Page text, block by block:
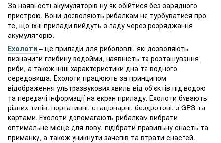
За наявності акумуляторів ну як обійтися без зарядного
пристрою. Вони дозволяють рибалкам не турбуватися про
те, що їхні прилади вийдуть з ладу через розряджання
акумуляторів.
Ехолоти – це прилади для риболовлі, які дозволяють
визначити глибину водойми, наявність та розташування
риби, а також інші характеристики дна та водного
середовища. Ехолоти працюють за принципом
відображення ультразвукових хвиль від об'єктів під водою
та передачі інформації на екран приладу. Ехолоти бувають
різних типів: портативні, стаціонарні, бездротові, з GPS та
картами. Ехолоти допомагають рибалкам вибрати
оптимальне місце для лову, підібрати правильну снасть та
приманку, а також уникнути зачепів та втрати снастей.